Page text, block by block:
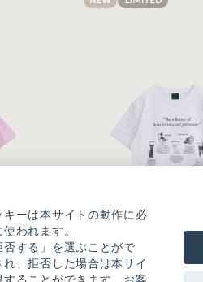
ーは本サイトの動作に必
われます。
する」を選ぶことがで
、拒否した場合は本サイ